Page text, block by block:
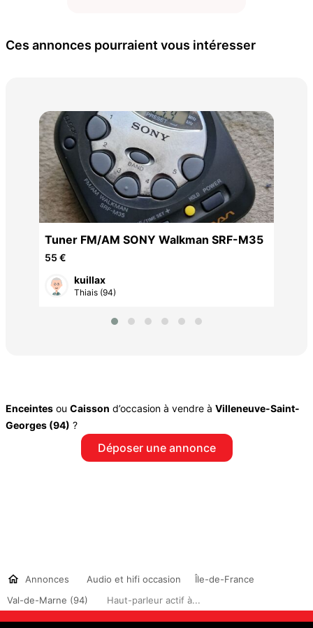
Ces annonces pourraient vous intéresser
Tuner FM/AM SONY Walkman SRF-M35
55 €
kuillax
Thiais (94)
Enceintes ou Caisson d’occasion à vendre à Villeneuve-Saint-
Georges (94) ?
Déposer une annonce
Annonces Audio et hifi occasion
Île-de-France
Val-de-Marne (94)
Haut-parleur actif à...